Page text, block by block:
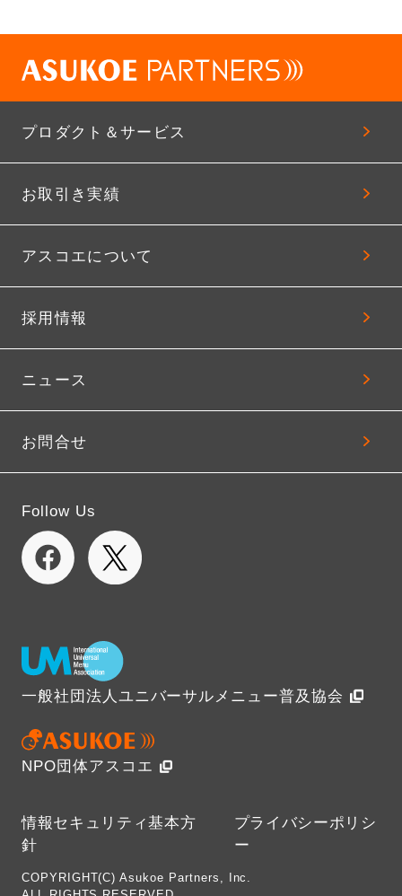
プロダクト＆サービス
お取引き実績
アスコエについて
採用情報
ニュース
お問合せ
Follow Us
一般社団法人ユニバーサルメニュー普及協会
NPO団体アスコエ
COPYRIGHT(C) Asukoe Partners, Inc.
情報セキュリティ基本方
針
プライバシーポリシ
ー